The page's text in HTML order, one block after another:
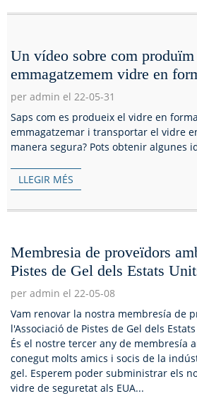
Un vídeo sobre com
emmagatzemem vidre en
per admin el 22-05-31
Saps com es produeix el vidre en forma
emmagatzemar i transportar el vidre
manera segura? Pots obtenir algunes
LLEGIR MÉS
Membresia de proveïdors
Pistes de Gel dels Estats
per admin el 22-05-08
Vam renovar la nostra membresía de
l'Associació de Pistes de Gel dels
És el nostre tercer any de membresía
conegut molts amics i socis de la
gel. Esperem poder subministrar els
vidre de seguretat als EUA...